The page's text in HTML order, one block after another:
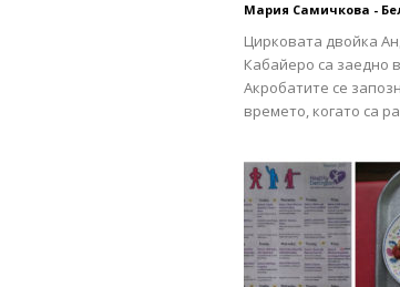
Мария Самичкова -
Цирковата двойка
Кабайеро са заедно
Акробатите се
времето, когато са